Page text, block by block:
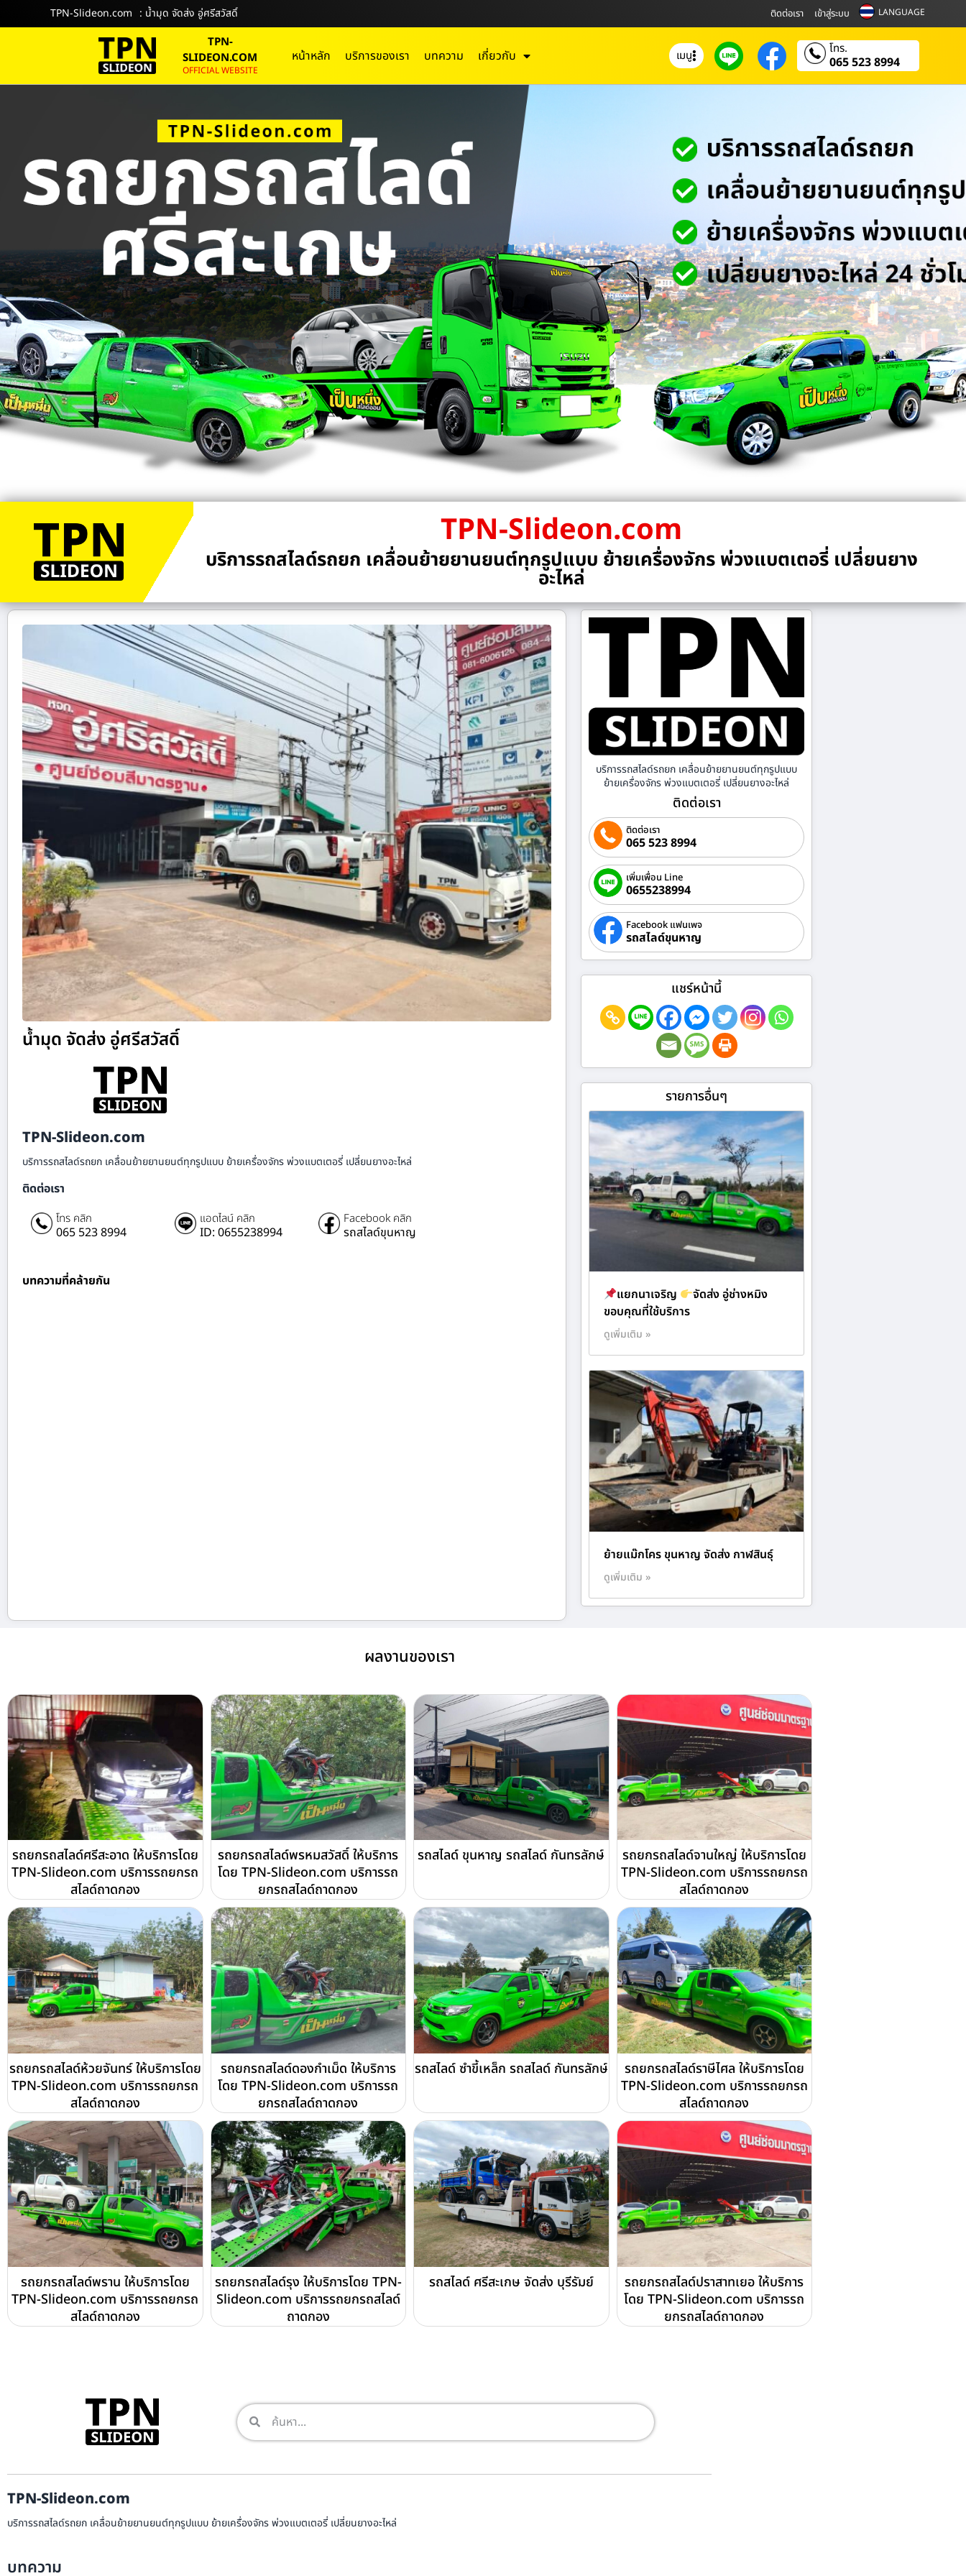
TPN-Slideon.com : น้ำมุด จัดส่ง อู่ศรีสวัสดิ์ ติดต่อเรา เข้าสู่ระบบ LANGUAGE
TPN-
SLIDEON.COM
OFFICIAL WEBSITE
หน้าหลัก บริการของเรา บทความ เกี่ยวกับ เมนู โทร.
065 523 8994
TPN-Slideon.com
บริการรถสไลด์รถยก เคลื่อนย้ายยานยนต์ทุกรูปแบบ ย้ายเครื่องจักร พ่วงแบตเตอรี่ เปลี่ยนยาง
อะไหล่
น้ำมุด จัดส่ง อู่ศรีสวัสดิ์
TPN-Slideon.com
บริการรถสไลด์รถยก เคลื่อนย้ายยานยนต์ทุกรูปแบบ ย้ายเครื่องจักร พ่วงแบตเตอรี่ เปลี่ยนยางอะไหล่
ติดต่อเรา
โทร คลิก
065 523 8994
แอดไลน์ คลิก
ID: 0655238994
Facebook คลิก
รถสไลด์ขุนหาญ
บทความที่คล้ายกัน
บริการรถสไลด์รถยก เคลื่อนย้ายยานยนต์ทุกรูปแบบ
ย้ายเครื่องจักร พ่วงแบตเตอรี่ เปลี่ยนยางอะไหล่
ติดต่อเรา
ติดต่อเรา
065 523 8994
เพิ่มเพื่อน Line
0655238994
Facebook แฟนเพจ
รถสไลด์ขุนหาญ
แชร์หน้านี้
รายการอื่นๆ
แยกนาเจริญ
จัดส่ง อู่ช่างหมิง
ขอบคุณที่ใช้บริการ
ดูเพิ่มเติม »
ย้ายแม๊กโคร ขุนหาญ จัดส่ง กาฬสินธุ์
ดูเพิ่มเติม »
ผลงานของเรา
รถยกรถสไลด์ศรีสะอาด ให้บริการโดย
TPN-Slideon.com บริการรถยกรถ
สไลด์ถาดกอง
รถยกรถสไลด์พรหมสวัสดิ์ ให้บริการ
โดย TPN-Slideon.com บริการรถ
ยกรถสไลด์ถาดกอง
รถสไลด์ ขุนหาญ รถสไลด์ กันทรลักษ์
รถยกรถสไลด์จานใหญ่ ให้บริการโดย
TPN-Slideon.com บริการรถยกรถ
สไลด์ถาดกอง
รถยกรถสไลด์ห้วยจันทร์ ให้บริการโดย
TPN-Slideon.com บริการรถยกรถ
สไลด์ถาดกอง
รถยกรถสไลด์ดองกำเม็ด ให้บริการ
โดย TPN-Slideon.com บริการรถ
ยกรถสไลด์ถาดกอง
รถสไลด์ ซำขี้เหล็ก รถสไลด์ กันทรลักษ์
รถยกรถสไลด์ราษีไศล ให้บริการโดย
TPN-Slideon.com บริการรถยกรถ
สไลด์ถาดกอง
รถยกรถสไลด์พราน ให้บริการโดย
TPN-Slideon.com บริการรถยกรถ
สไลด์ถาดกอง
รถยกรถสไลด์รุง ให้บริการโดย TPN-
Slideon.com บริการรถยกรถสไลด์
ถาดกอง
รถสไลด์ ศรีสะเกษ จัดส่ง บุรีรัมย์
รถยกรถสไลด์ปราสาทเยอ ให้บริการ
โดย TPN-Slideon.com บริการรถ
ยกรถสไลด์ถาดกอง
TPN-Slideon.com
บริการรถสไลด์รถยก เคลื่อนย้ายยานยนต์ทุกรูปแบบ ย้ายเครื่องจักร พ่วงแบตเตอรี่ เปลี่ยนยางอะไหล่
บทความ